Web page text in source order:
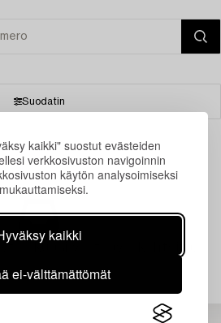
kaikki" suostut evästeiden
verkkosivuston navigoinnin
käytön analysoimiseksi
kaikki
ei-välttämättömät
Suodatin
HOPEA & KORUT
hakuasi vastaavia kohteita.